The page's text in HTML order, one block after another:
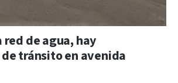
red de agua, hay
tránsito en avenida